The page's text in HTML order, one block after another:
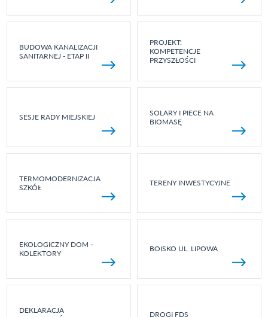
BUDOWA KANALIZACJI
SANITARNEJ - ETAP II
PROJEKT:
KOMPETENCJE
PRZYSZŁOŚCI
SESJE RADY MIEJSKIEJ
SOLARY I PIECE NA
BIOMASĘ
TERMOMODERNIZACJA
SZKÓŁ
TERENY INWESTYCYJNE
EKOLOGICZNY DOM -
KOLEKTORY
BOISKO UL. LIPOWA
DEKLARACJA
DROGI FDS